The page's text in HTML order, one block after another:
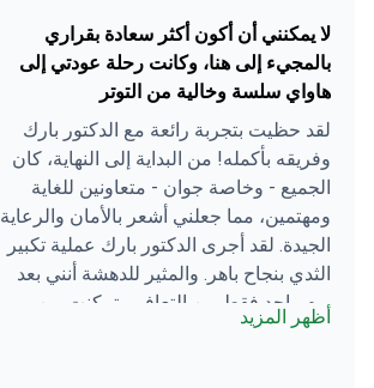
لا يمكنني أن أكون أكثر سعادة بقراري
بالمجيء إلى هنا، وكانت رحلة عودتي إلى
هاواي سلسة وخالية من التوتر
لقد حظيت بتجربة رائعة مع الدكتور بارك
وفريقه بأكمله! من البداية إلى النهاية، كان
الجميع - وخاصة جوان - متعاونين للغاية
ومهتمين، مما جعلني أشعر بالأمان والرعاية
الجيدة. لقد أجرى الدكتور بارك عملية تكبير
الثدي بنجاح باهر. والمثير للدهشة أنني بعد
يوم واحد فقط من التعافي، تمكنت من
التجول في سيول، واستخدام وسائل النقل
أظهر المزيد